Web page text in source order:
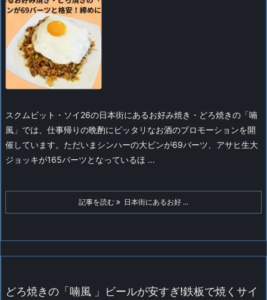
スクムビット・ソイ26の日本街にあるお好み焼き・どろ焼きの「喃
風」では、仕事帰りの晩酌にピッタリなお酒のプロモーションを開
催しています。 ただいまシンハーの大ビンが69バーツ、アサヒ生大
ジョッキが165バーツとなっているほ ...
記事を読む 日本街にあるお好 ...
どろ焼きの「喃風 」ビールが安すぎ!鉄板で焼くサイ